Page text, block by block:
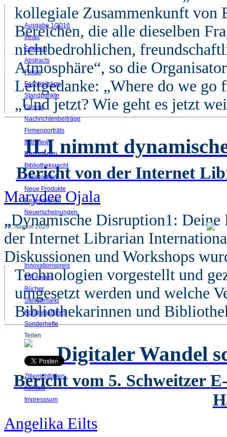
Ausgabe 1/2016
Inhalt
Editorial
Abstracts
Fokus
Fachbeiträge
Standpunkte
Glosse
Nachrichtenbeiträge
Firmenporträts
Interview
Reportagen
Bibliotheksrecht
Kurz Notiert
Neue Produkte
Rezensionen
Neuerscheinungen
10. August 2026
Innovationspreis
TIP Award
Bücher
Stellenmarkt
KongressNews
Sonderhefte
Teilen
Zitierrichtlinien
Kontakt
Impresssum
kollegiale Zusammenkunft von
Bereichen, die alle dieselben
nichtbedrohlichen,
Atmosphäre“, so die
Leitgedanke: „Where do we go
„Und jetzt? Wie geht es jetzt
ILI nimmt
Bericht von der Internet
Marydee Ojala
„Dynamische Disruption1:
der Internet Librarian
Diskussionen und Workshops
Technologien vorgestellt und
umgesetzt werden und welche
Bibliothekarinnen und
Digitaler Wandel
Bericht vom 5. Schweitzer
Angelika Eilts